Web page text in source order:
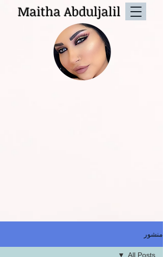
Maitha Abduljalil
منشور
All Posts